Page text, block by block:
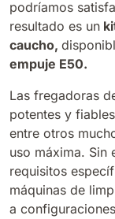
E83
E85
podríamos
resultado es un
caucho,
empuje E50.
Las fregadoras
potentes y
entre otros
uso máxima. Sin
requisitos
máquinas de
a